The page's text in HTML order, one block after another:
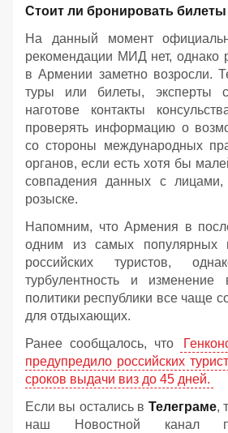
Стоит ли бронировать билеты
На данный момент
рекомендации МИД нет, однако
в Армении заметно возросли.
туры или билеты, эксперты
наготове контакты
проверять информацию о
со стороны международных
органов, если есть хотя бы
совпадения данных с
розыске.
Напомним, что Армения в
одним из самых популярных
российских туристов,
турбулентность и изменение
политики республики все чаще
для отдыхающих.
Ранее сообщалось, что
предупредило российских
сроков выдачи виз до 45 дней.
Если вы остались в Телеграме,
наш Новостной канал